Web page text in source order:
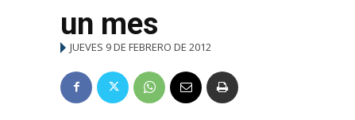
un mes
JUEVES 9 DE FEBRERO DE 2012